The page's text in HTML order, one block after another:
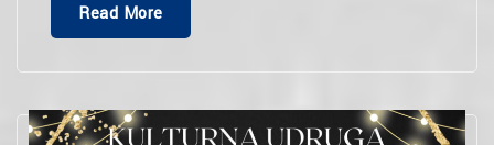
Read More“Podrška
Zaklade